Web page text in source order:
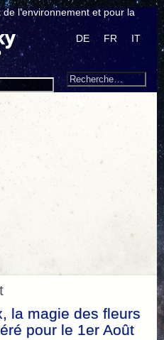
l’environnement et pour la
DE FR IT
Search
Recherche
la magie des fleurs
pour le 1er Août